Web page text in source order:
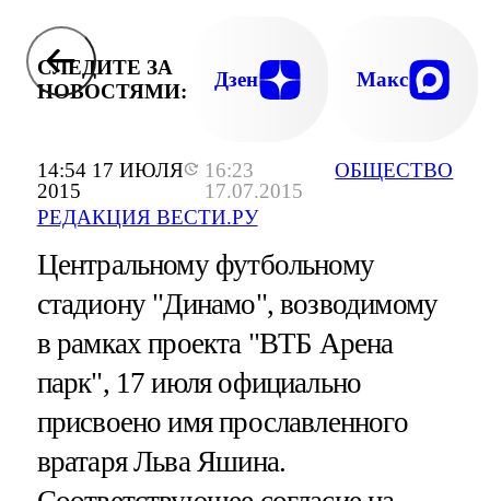
14:54 17 ИЮЛЯ
2015
16:23
17.07.2015
РЕДАКЦИЯ ВЕСТИ.РУ
ОБЩЕСТВО
СЛЕДИТЕ ЗА
НОВОСТЯМИ:
Дзен Макс
Центральному футбольному
стадиону "Динамо", возводимому
в рамках проекта "ВТБ Арена
парк", 17 июля официально
присвоено имя прославленного
вратаря Льва Яшина.